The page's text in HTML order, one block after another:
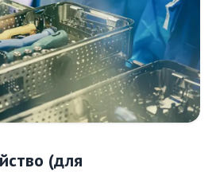
(для